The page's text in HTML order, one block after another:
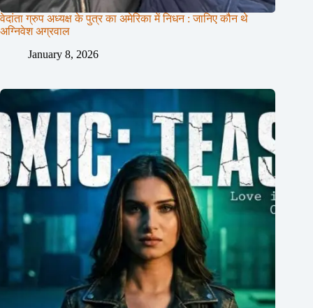
वेदांता ग्रुप अध्यक्ष के पुत्र का अमेरिका में निधन : जानिए कौन थे
अग्निवेश अग्रवाल
January 8, 2026